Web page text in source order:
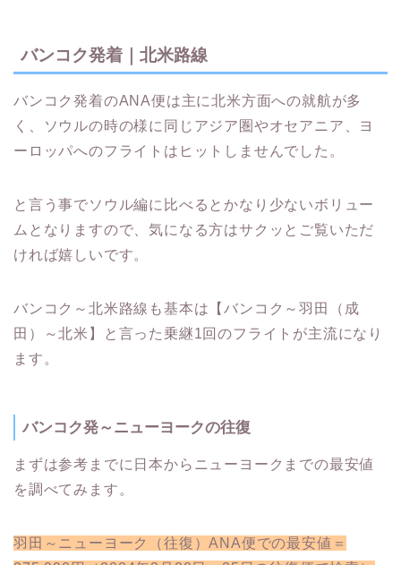
バンコク発着｜北米路線
バンコク発着のANA便は主に北米方面への就航が多
く、ソウルの時の様に同じアジア圏やオセアニア、ヨ
ーロッパへのフライトはヒットしませんでした。
と言う事でソウル編に比べるとかなり少ないボリュー
ムとなりますので、気になる方はサクッとご覧いただ
ければ嬉しいです。
バンコク～北米路線も基本は【バンコク～羽田（成
田）～北米】と言った乗継1回のフライトが主流になり
ます。
バンコク発～ニューヨークの往復
まずは参考までに日本からニューヨークまでの最安値
を調べてみます。
羽田～ニューヨーク（往復）ANA便での最安値＝